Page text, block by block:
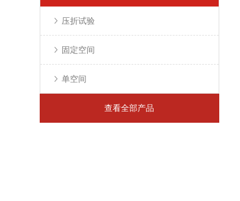
压折试验
固定空间
单空间
查看全部产品